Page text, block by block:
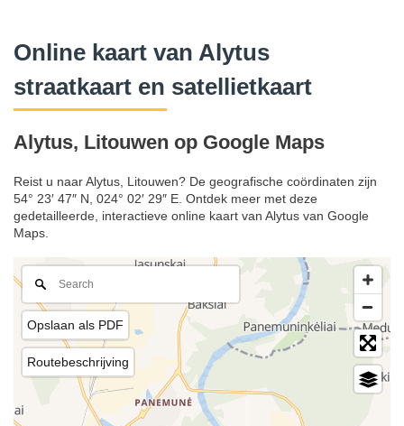
Online kaart van Alytus
straatkaart en satellietkaart
Alytus, Litouwen op Google Maps
Reist u naar Alytus, Litouwen? De geografische coördinaten zijn
54° 23′ 47″ N, 024° 02′ 29″ E. Ontdek meer met deze
gedetailleerde, interactieve online kaart van Alytus van Google
Maps.
Opslaan als PDF
Routebeschrijving